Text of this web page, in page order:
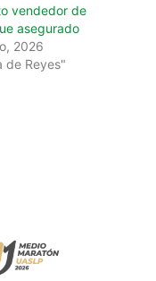
vendedor de
asegurado
2026
de Reyes"